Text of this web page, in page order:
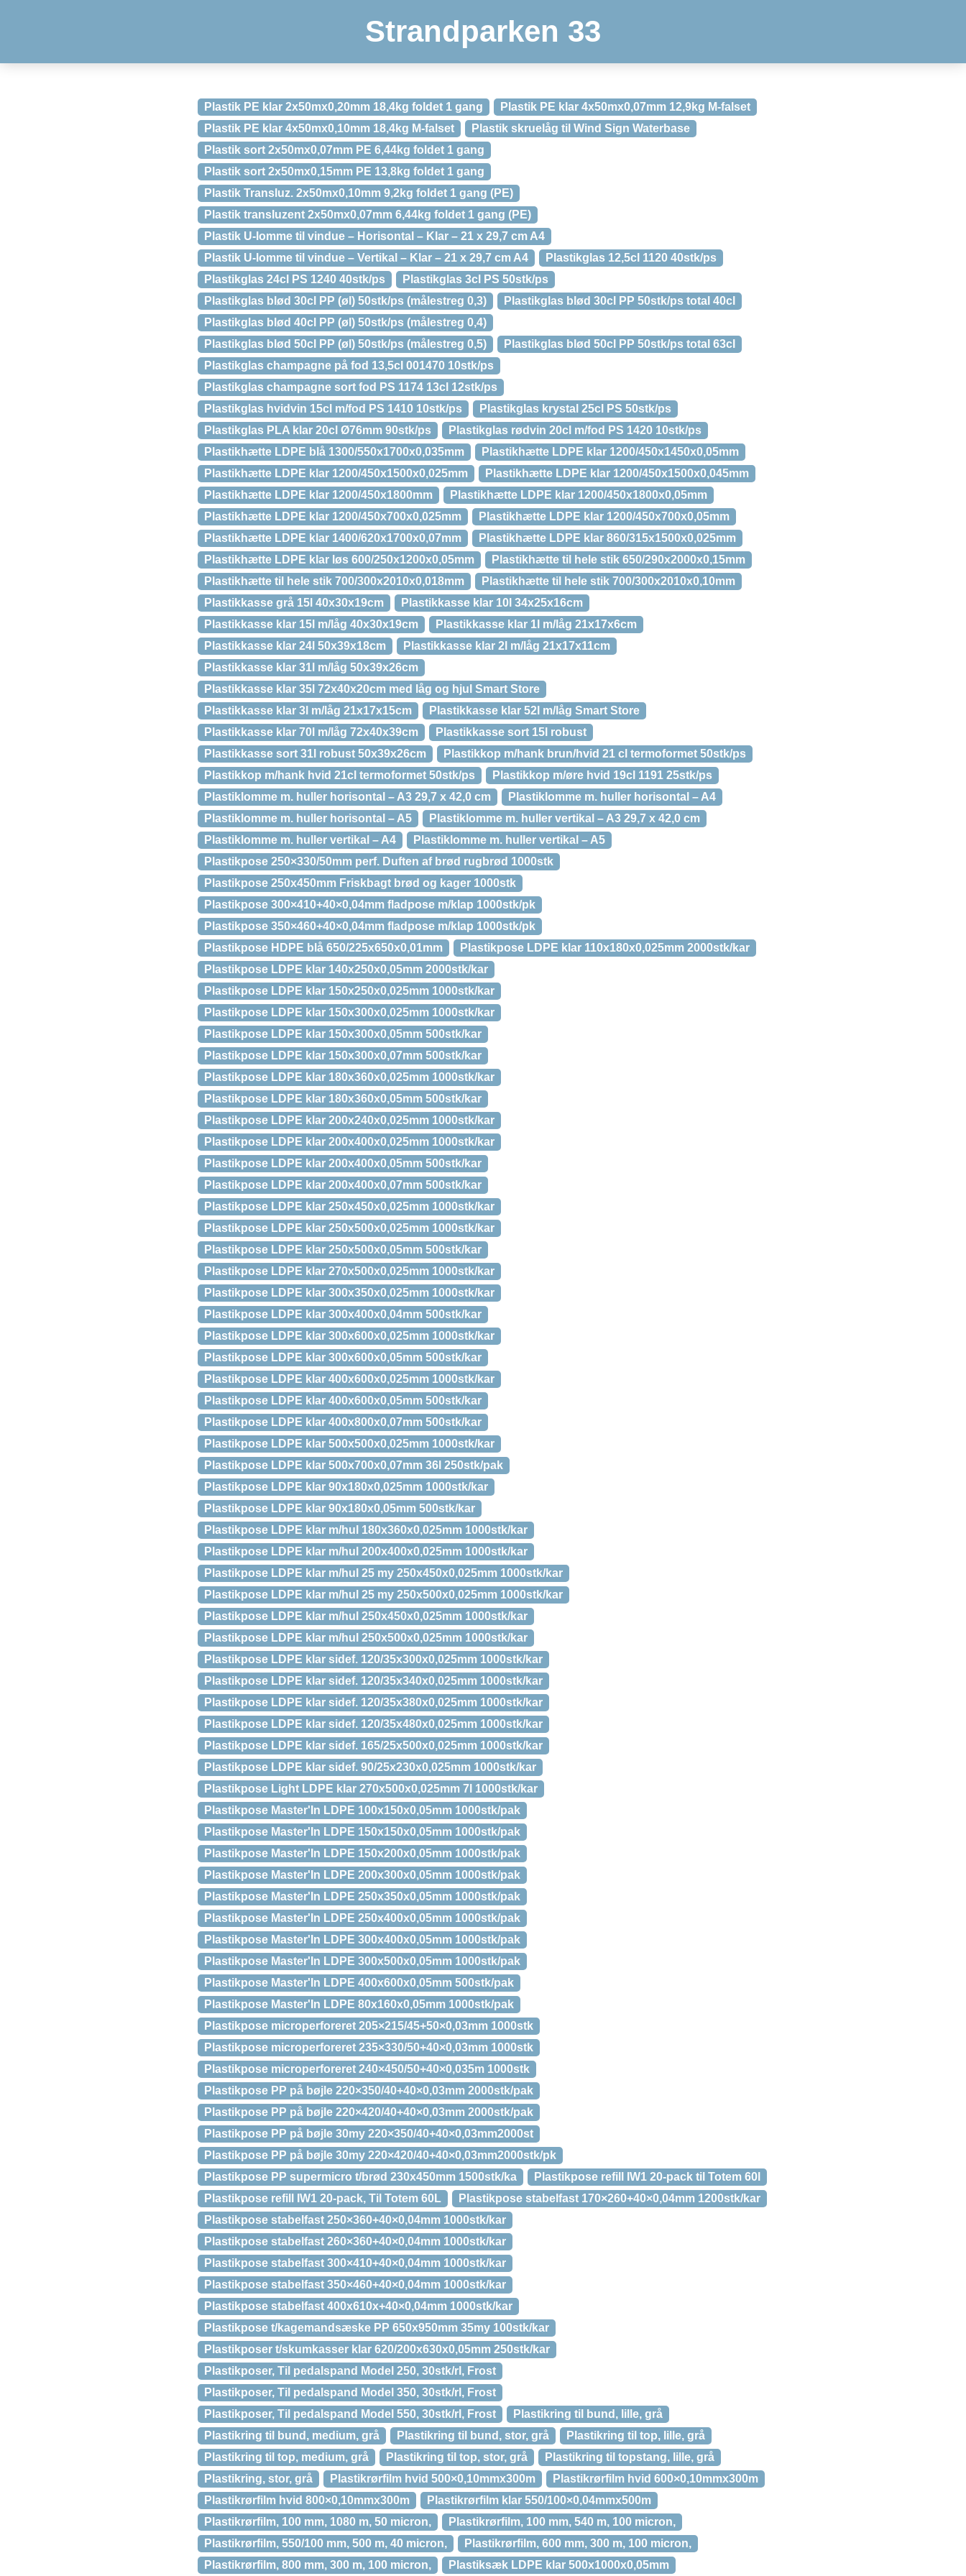
Strandparken 33
Plastik PE klar 2x50mx0,20mm 18,4kg foldet 1 gang
Plastik PE klar 4x50mx0,07mm 12,9kg M-falset
Plastik PE klar 4x50mx0,10mm 18,4kg M-falset
Plastik skruelåg til Wind Sign Waterbase
Plastik sort 2x50mx0,07mm PE 6,44kg foldet 1 gang
Plastik sort 2x50mx0,15mm PE 13,8kg foldet 1 gang
Plastik Transluz. 2x50mx0,10mm 9,2kg foldet 1 gang (PE)
Plastik transluzent 2x50mx0,07mm 6,44kg foldet 1 gang (PE)
Plastik U-lomme til vindue – Horisontal – Klar – 21 x 29,7 cm A4
Plastik U-lomme til vindue – Vertikal – Klar – 21 x 29,7 cm A4
Plastikglas 12,5cl 1120 40stk/ps
Plastikglas 24cl PS 1240 40stk/ps
Plastikglas 3cl PS 50stk/ps
Plastikglas blød 30cl PP (øl) 50stk/ps (målestreg 0,3)
Plastikglas blød 30cl PP 50stk/ps total 40cl
Plastikglas blød 40cl PP (øl) 50stk/ps (målestreg 0,4)
Plastikglas blød 50cl PP (øl) 50stk/ps (målestreg 0,5)
Plastikglas blød 50cl PP 50stk/ps total 63cl
Plastikglas champagne på fod 13,5cl 001470 10stk/ps
Plastikglas champagne sort fod PS 1174 13cl 12stk/ps
Plastikglas hvidvin 15cl m/fod PS 1410 10stk/ps
Plastikglas krystal 25cl PS 50stk/ps
Plastikglas PLA klar 20cl Ø76mm 90stk/ps
Plastikglas rødvin 20cl m/fod PS 1420 10stk/ps
Plastikhætte LDPE blå 1300/550x1700x0,035mm
Plastikhætte LDPE klar 1200/450x1450x0,05mm
Plastikhætte LDPE klar 1200/450x1500x0,025mm
Plastikhætte LDPE klar 1200/450x1500x0,045mm
Plastikhætte LDPE klar 1200/450x1800mm
Plastikhætte LDPE klar 1200/450x1800x0,05mm
Plastikhætte LDPE klar 1200/450x700x0,025mm
Plastikhætte LDPE klar 1200/450x700x0,05mm
Plastikhætte LDPE klar 1400/620x1700x0,07mm
Plastikhætte LDPE klar 860/315x1500x0,025mm
Plastikhætte LDPE klar løs 600/250x1200x0,05mm
Plastikhætte til hele stik 650/290x2000x0,15mm
Plastikhætte til hele stik 700/300x2010x0,018mm
Plastikhætte til hele stik 700/300x2010x0,10mm
Plastikkasse grå 15l 40x30x19cm
Plastikkasse klar 10l 34x25x16cm
Plastikkasse klar 15l m/låg 40x30x19cm
Plastikkasse klar 1l m/låg 21x17x6cm
Plastikkasse klar 24l 50x39x18cm
Plastikkasse klar 2l m/låg 21x17x11cm
Plastikkasse klar 31l m/låg 50x39x26cm
Plastikkasse klar 35l 72x40x20cm med låg og hjul Smart Store
Plastikkasse klar 3l m/låg 21x17x15cm
Plastikkasse klar 52l m/låg Smart Store
Plastikkasse klar 70l m/låg 72x40x39cm
Plastikkasse sort 15l robust
Plastikkasse sort 31l robust 50x39x26cm
Plastikkop m/hank brun/hvid 21 cl termoformet 50stk/ps
Plastikkop m/hank hvid 21cl termoformet 50stk/ps
Plastikkop m/øre hvid 19cl 1191 25stk/ps
Plastiklomme m. huller horisontal – A3 29,7 x 42,0 cm
Plastiklomme m. huller horisontal – A4
Plastiklomme m. huller horisontal – A5
Plastiklomme m. huller vertikal – A3 29,7 x 42,0 cm
Plastiklomme m. huller vertikal – A4
Plastiklomme m. huller vertikal – A5
Plastikpose 250×330/50mm perf. Duften af brød rugbrød 1000stk
Plastikpose 250x450mm Friskbagt brød og kager 1000stk
Plastikpose 300×410+40×0,04mm fladpose m/klap 1000stk/pk
Plastikpose 350×460+40×0,04mm fladpose m/klap 1000stk/pk
Plastikpose HDPE blå 650/225x650x0,01mm
Plastikpose LDPE klar 110x180x0,025mm 2000stk/kar
Plastikpose LDPE klar 140x250x0,05mm 2000stk/kar
Plastikpose LDPE klar 150x250x0,025mm 1000stk/kar
Plastikpose LDPE klar 150x300x0,025mm 1000stk/kar
Plastikpose LDPE klar 150x300x0,05mm 500stk/kar
Plastikpose LDPE klar 150x300x0,07mm 500stk/kar
Plastikpose LDPE klar 180x360x0,025mm 1000stk/kar
Plastikpose LDPE klar 180x360x0,05mm 500stk/kar
Plastikpose LDPE klar 200x240x0,025mm 1000stk/kar
Plastikpose LDPE klar 200x400x0,025mm 1000stk/kar
Plastikpose LDPE klar 200x400x0,05mm 500stk/kar
Plastikpose LDPE klar 200x400x0,07mm 500stk/kar
Plastikpose LDPE klar 250x450x0,025mm 1000stk/kar
Plastikpose LDPE klar 250x500x0,025mm 1000stk/kar
Plastikpose LDPE klar 250x500x0,05mm 500stk/kar
Plastikpose LDPE klar 270x500x0,025mm 1000stk/kar
Plastikpose LDPE klar 300x350x0,025mm 1000stk/kar
Plastikpose LDPE klar 300x400x0,04mm 500stk/kar
Plastikpose LDPE klar 300x600x0,025mm 1000stk/kar
Plastikpose LDPE klar 300x600x0,05mm 500stk/kar
Plastikpose LDPE klar 400x600x0,025mm 1000stk/kar
Plastikpose LDPE klar 400x600x0,05mm 500stk/kar
Plastikpose LDPE klar 400x800x0,07mm 500stk/kar
Plastikpose LDPE klar 500x500x0,025mm 1000stk/kar
Plastikpose LDPE klar 500x700x0,07mm 36l 250stk/pak
Plastikpose LDPE klar 90x180x0,025mm 1000stk/kar
Plastikpose LDPE klar 90x180x0,05mm 500stk/kar
Plastikpose LDPE klar m/hul 180x360x0,025mm 1000stk/kar
Plastikpose LDPE klar m/hul 200x400x0,025mm 1000stk/kar
Plastikpose LDPE klar m/hul 25 my 250x450x0,025mm 1000stk/kar
Plastikpose LDPE klar m/hul 25 my 250x500x0,025mm 1000stk/kar
Plastikpose LDPE klar m/hul 250x450x0,025mm 1000stk/kar
Plastikpose LDPE klar m/hul 250x500x0,025mm 1000stk/kar
Plastikpose LDPE klar sidef. 120/35x300x0,025mm 1000stk/kar
Plastikpose LDPE klar sidef. 120/35x340x0,025mm 1000stk/kar
Plastikpose LDPE klar sidef. 120/35x380x0,025mm 1000stk/kar
Plastikpose LDPE klar sidef. 120/35x480x0,025mm 1000stk/kar
Plastikpose LDPE klar sidef. 165/25x500x0,025mm 1000stk/kar
Plastikpose LDPE klar sidef. 90/25x230x0,025mm 1000stk/kar
Plastikpose Light LDPE klar 270x500x0,025mm 7l 1000stk/kar
Plastikpose Master'In LDPE 100x150x0,05mm 1000stk/pak
Plastikpose Master'In LDPE 150x150x0,05mm 1000stk/pak
Plastikpose Master'In LDPE 150x200x0,05mm 1000stk/pak
Plastikpose Master'In LDPE 200x300x0,05mm 1000stk/pak
Plastikpose Master'In LDPE 250x350x0,05mm 1000stk/pak
Plastikpose Master'In LDPE 250x400x0,05mm 1000stk/pak
Plastikpose Master'In LDPE 300x400x0,05mm 1000stk/pak
Plastikpose Master'In LDPE 300x500x0,05mm 1000stk/pak
Plastikpose Master'In LDPE 400x600x0,05mm 500stk/pak
Plastikpose Master'In LDPE 80x160x0,05mm 1000stk/pak
Plastikpose microperforeret 205×215/45+50×0,03mm 1000stk
Plastikpose microperforeret 235×330/50+40×0,03mm 1000stk
Plastikpose microperforeret 240×450/50+40×0,035m 1000stk
Plastikpose PP på bøjle 220×350/40+40×0,03mm 2000stk/pak
Plastikpose PP på bøjle 220×420/40+40×0,03mm 2000stk/pak
Plastikpose PP på bøjle 30my 220×350/40+40×0,03mm2000st
Plastikpose PP på bøjle 30my 220×420/40+40×0,03mm2000stk/pk
Plastikpose PP supermicro t/brød 230x450mm 1500stk/ka
Plastikpose refill IW1 20-pack til Totem 60l
Plastikpose refill IW1 20-pack, Til Totem 60L
Plastikpose stabelfast 170×260+40×0,04mm 1200stk/kar
Plastikpose stabelfast 250×360+40×0,04mm 1000stk/kar
Plastikpose stabelfast 260×360+40×0,04mm 1000stk/kar
Plastikpose stabelfast 300×410+40×0,04mm 1000stk/kar
Plastikpose stabelfast 350×460+40×0,04mm 1000stk/kar
Plastikpose stabelfast 400x610x+40×0,04mm 1000stk/kar
Plastikpose t/kagemandsæske PP 650x950mm 35my 100stk/kar
Plastikposer t/skumkasser klar 620/200x630x0,05mm 250stk/kar
Plastikposer, Til pedalspand Model 250, 30stk/rl, Frost
Plastikposer, Til pedalspand Model 350, 30stk/rl, Frost
Plastikposer, Til pedalspand Model 550, 30stk/rl, Frost
Plastikring til bund, lille, grå
Plastikring til bund, medium, grå
Plastikring til bund, stor, grå
Plastikring til top, lille, grå
Plastikring til top, medium, grå
Plastikring til top, stor, grå
Plastikring til topstang, lille, grå
Plastikring, stor, grå
Plastikrørfilm hvid 500×0,10mmx300m
Plastikrørfilm hvid 600×0,10mmx300m
Plastikrørfilm hvid 800×0,10mmx300m
Plastikrørfilm klar 550/100×0,04mmx500m
Plastikrørfilm, 100 mm, 1080 m, 50 micron,
Plastikrørfilm, 100 mm, 540 m, 100 micron,
Plastikrørfilm, 550/100 mm, 500 m, 40 micron,
Plastikrørfilm, 600 mm, 300 m, 100 micron,
Plastikrørfilm, 800 mm, 300 m, 100 micron,
Plastiksæk LDPE klar 500x1000x0,05mm